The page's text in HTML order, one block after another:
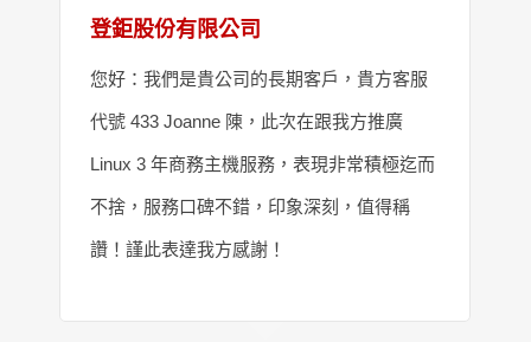
登鉅股份有限公司
您好：我們是貴公司的長期客戶，貴方客服
代號 433 Joanne 陳，此次在跟我方推廣
Linux 3 年商務主機服務，表現非常積極迄而
不捨，服務口碑不錯，印象深刻，值得稱
讚！謹此表達我方感謝！